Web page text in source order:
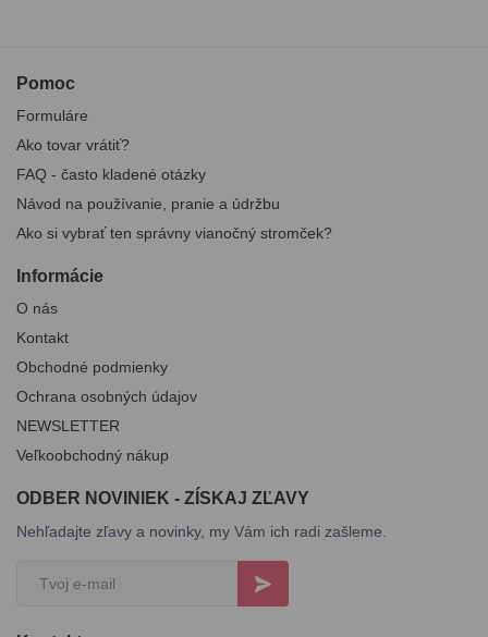
Pomoc
Formuláre
Ako tovar vrátiť?
FAQ - často kladené otázky
Návod na používanie, pranie a údržbu
Ako si vybrať ten správny vianočný stromček?
Informácie
O nás
Kontakt
Obchodné podmienky
Ochrana osobných údajov
NEWSLETTER
Veľkoobchodný nákup
ODBER NOVINIEK - ZÍSKAJ ZĽAVY
Nehľadajte zľavy a novinky, my Vám ich radi zašleme.